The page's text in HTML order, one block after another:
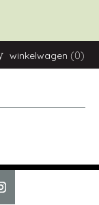
winkelwagen (0)